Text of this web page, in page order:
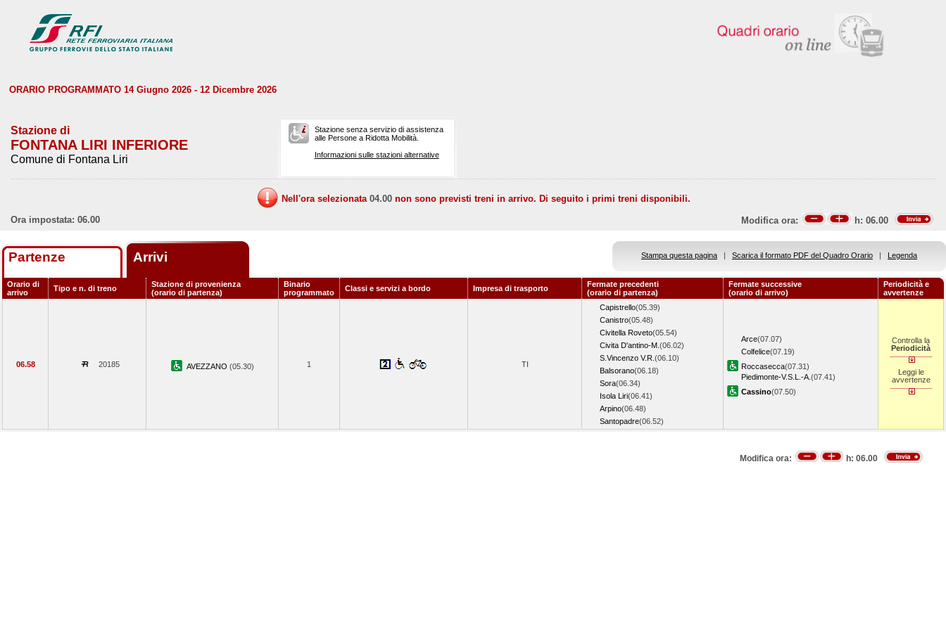
ORARIO PROGRAMMATO 14 Giugno 2026 - 12 Dicembre 2026
Stazione di
FONTANA LIRI INFERIORE
Comune di Fontana Liri
Stazione senza servizio di assistenza
alle Persone a Ridotta Mobilità.
Informazioni sulle stazioni alternative
Nell'ora selezionata 04.00 non sono previsti treni in arrivo. Di seguito i primi treni disponibili.
Ora impostata: 06.00
Modifica ora: h: 06.00
Partenze Arrivi Stampa questa pagina | Scarica il formato PDF del Quadro Orario | Legenda
Orario di
arrivo
Tipo e n. di treno
Stazione di provenienza
(orario di partenza)
Binario
programmato
Classi e servizi a bordo Impresa di trasporto
Fermate precedenti
(orario di partenza)
Fermate successive
(orario di arrivo)
Periodicità e
avvertenze
06.58 20185 AVEZZANO (05.30) 1 TI
Capistrello(05.39)
Canistro(05.48)
Civitella Roveto(05.54)
Civita D'antino-M. (06.02)
S.Vincenzo V.R. (06.10)
Balsorano(06.18)
Sora(06.34)
Isola Liri(06.41)
Arpino(06.48)
Santopadre(06.52)
Arce(07.07)
Colfelice(07.19)
Roccasecca(07.31)
Piedimonte-V.S.L.-A. (07.41)
Cassino(07.50)
Controlla la
Periodicità
Leggi le
avvertenze
Modifica ora: h: 06.00